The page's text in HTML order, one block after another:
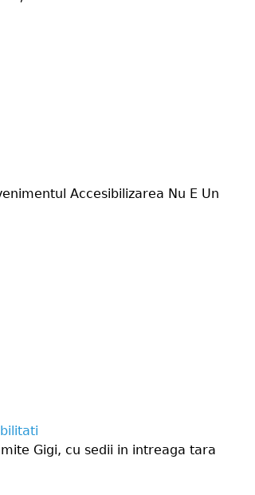
Accesibilizarea Nu E Un
Gigi, cu sedii in intreaga tara